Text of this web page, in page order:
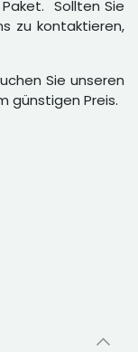
Sollten Sie
zu kontaktieren,
Sie unseren
günstigen Preis.